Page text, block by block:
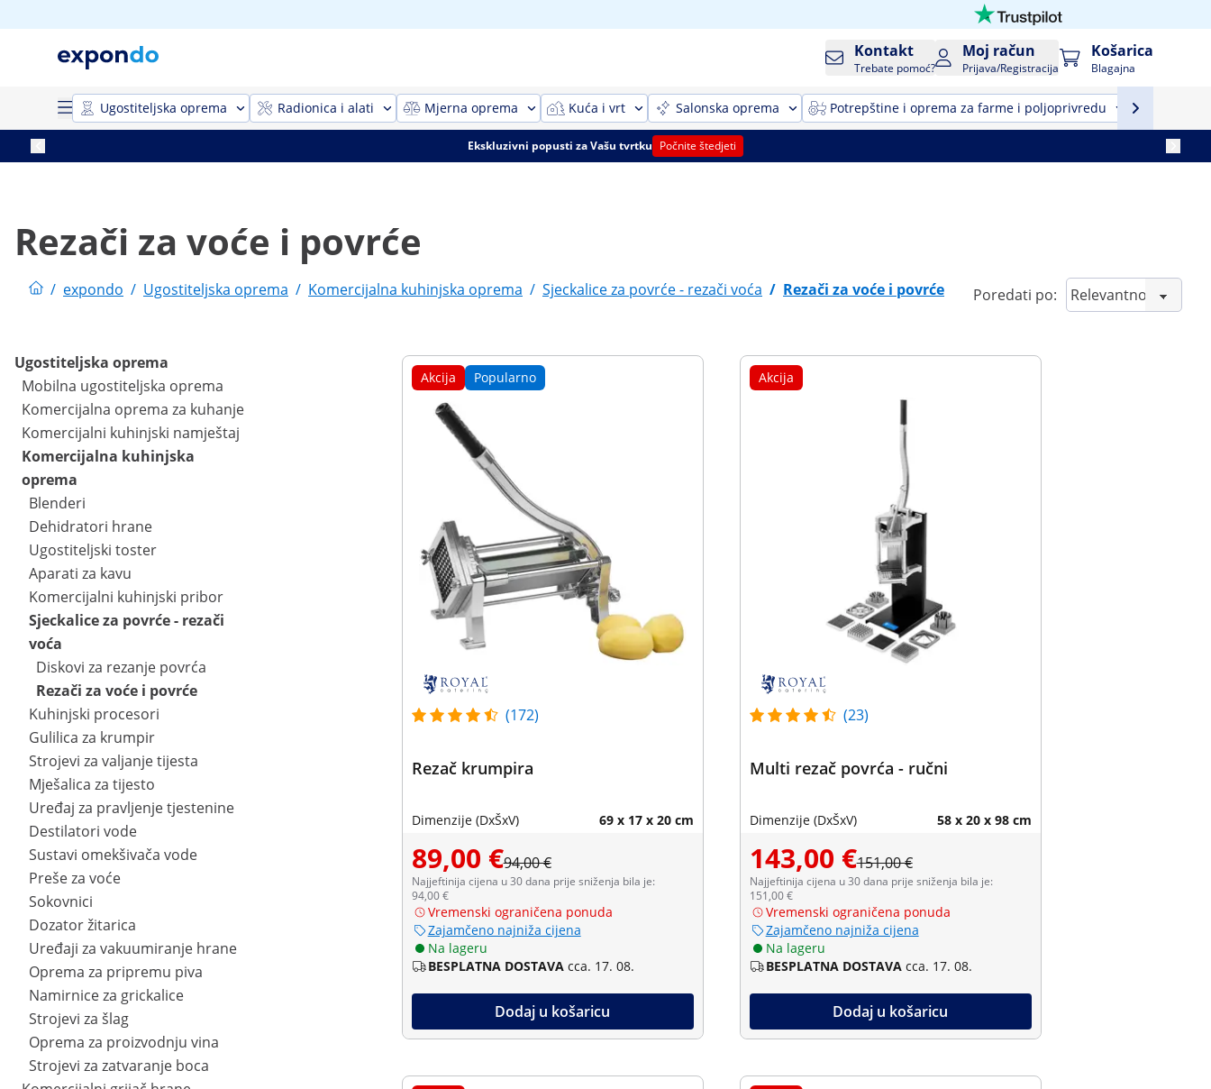
Kontakt
Trebate pomoć?
Moj račun
Prijava/Registracija
Košarica
Blagajna
Ugostiteljska oprema Radionica i alati Mjerna oprema Kuća i vrt Salonska oprema Potrepštine i oprema za farme i poljoprivredu
Ekskluzivni popusti za Vašu tvrtku Počnite štedjeti
Rezači za voće i povrće
/ expondo / Ugostiteljska oprema / Komercijalna kuhinjska oprema / Sjeckalice za povrće - rezači voća / Rezači za voće i povrće Poredati po:
Ugostiteljska oprema
Mobilna ugostiteljska oprema
Komercijalna oprema za kuhanje
Komercijalni kuhinjski namještaj
Komercijalna kuhinjska
oprema
Blenderi
Dehidratori hrane
Ugostiteljski toster
Aparati za kavu
Komercijalni kuhinjski pribor
Sjeckalice za povrće - rezači
voća
Diskovi za rezanje povrća
Rezači za voće i povrće
Kuhinjski procesori
Gulilica za krumpir
Strojevi za valjanje tijesta
Mješalica za tijesto
Uređaj za pravljenje tjestenine
Destilatori vode
Sustavi omekšivača vode
Preše za voće
Sokovnici
Dozator žitarica
Uređaji za vakuumiranje hrane
Oprema za pripremu piva
Namirnice za grickalice
Strojevi za šlag
Oprema za proizvodnju vina
Strojevi za zatvaranje boca
Akcija Popularno
(172)
Rezač krumpira
Dimenzije (DxŠxV) 69 x 17 x 20 cm
89,00 €94,00 €
Najjeftinija cijena u 30 dana prije sniženja bila je:
94,00 €
Vremenski ograničena ponuda
Zajamčeno najniža cijena
Na lageru
BESPLATNA DOSTAVA cca. 17. 08.
Dodaj u košaricu
Akcija
(23)
Multi rezač povrća - ručni
Dimenzije (DxŠxV) 58 x 20 x 98 cm
143,00 €151,00 €
Najjeftinija cijena u 30 dana prije sniženja bila je:
151,00 €
Vremenski ograničena ponuda
Zajamčeno najniža cijena
Na lageru
BESPLATNA DOSTAVA cca. 17. 08.
Dodaj u košaricu